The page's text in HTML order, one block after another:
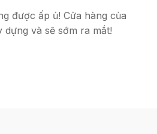
được ấp ủ! Cửa hàng của
và sẽ sớm ra mắt!